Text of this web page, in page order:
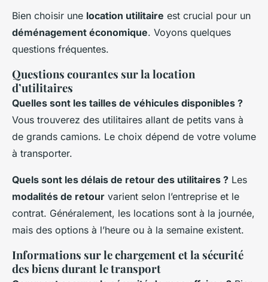
Bien choisir une location utilitaire est crucial pour un
déménagement économique. Voyons quelques
questions fréquentes.
Questions courantes sur la location
d’utilitaires
Quelles sont les tailles de véhicules disponibles ?
Vous trouverez des utilitaires allant de petits vans à
de grands camions. Le choix dépend de votre volume
à transporter.
Quels sont les délais de retour des utilitaires ? Les
modalités de retour varient selon l’entreprise et le
contrat. Généralement, les locations sont à la journée,
mais des options à l’heure ou à la semaine existent.
Informations sur le chargement et la sécurité
des biens durant le transport